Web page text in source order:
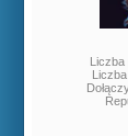
Liczba